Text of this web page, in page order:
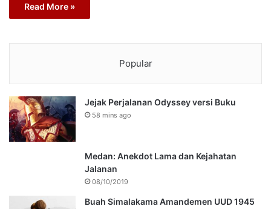
Read More »
Popular
Jejak Perjalanan Odyssey versi Buku
58 mins ago
Medan: Anekdot Lama dan Kejahatan
Jalanan
08/10/2019
Buah Simalakama Amandemen UUD 1945